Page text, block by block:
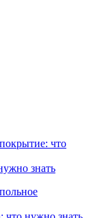
что
знать